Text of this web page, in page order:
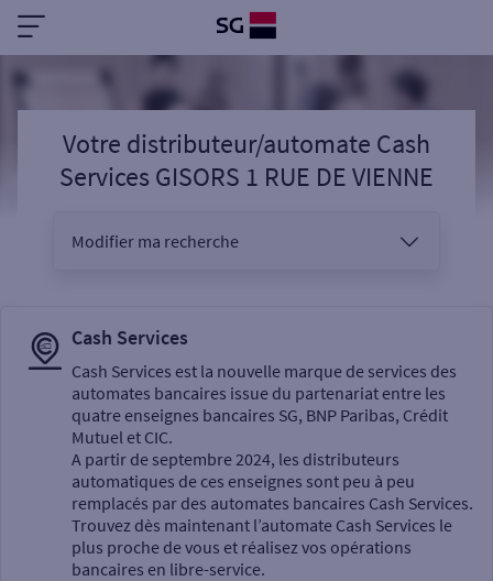
Votre distributeur/automate Cash
Services GISORS 1 RUE DE VIENNE
Modifier ma recherche
Sélectionnez votre recherche
Un service
Cash Services
Cash Services est la nouvelle marque de services des
automates bancaires issue du partenariat entre les
quatre enseignes bancaires SG, BNP Paribas, Crédit
Mutuel et CIC.
A partir de septembre 2024, les distributeurs
automatiques de ces enseignes sont peu à peu
remplacés par des automates bancaires Cash Services.
Trouvez dès maintenant l’automate Cash Services le
plus proche de vous et réalisez vos opérations
bancaires en libre-service.